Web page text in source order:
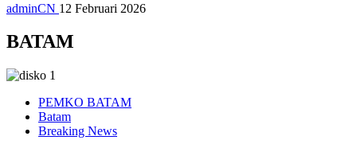
adminCN 12 Februari 2026
BATAM
PEMKO BATAM
Batam
Breaking News